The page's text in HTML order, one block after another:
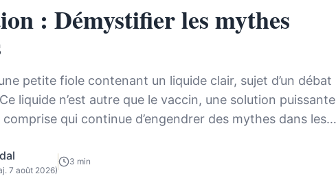
: Démystifier les mythes
petite fiole contenant un liquide clair, sujet d’un débat
liquide n’est autre que le vaccin, une solution puissante
qui continue d’engendrer des mythes dans les
7 août 2026)
3 min